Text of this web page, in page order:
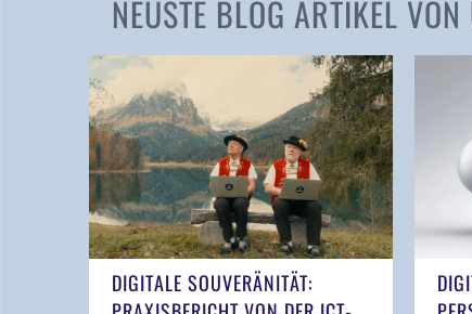
NEUSTE BLOG ARTIKEL
DIGITALE SOUVERÄNITÄT: